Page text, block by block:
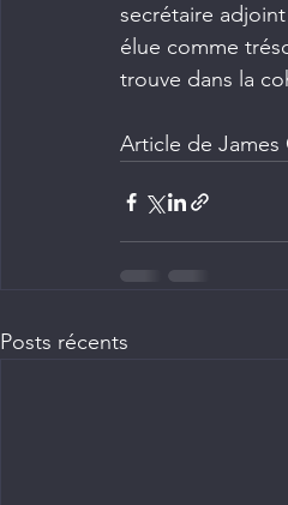
secrétaire
élue comme
trouve dans la
Article de James
Posts récents